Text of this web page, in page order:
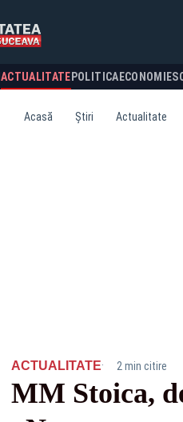
ACTUALITATE POLITICA ECONOMIE
Acasă Știri Actualitate
ACTUALITATE· 2 min citire
MM Stoica,